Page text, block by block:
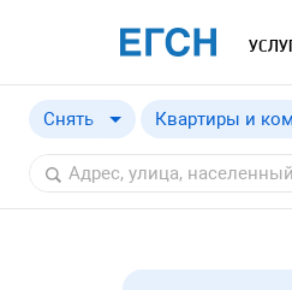
Снять
Купить
Снять
Квартиры и